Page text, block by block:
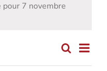
7 novembre
Jour